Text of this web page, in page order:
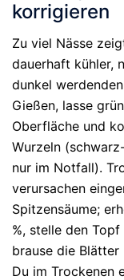
korrigieren
Zu viel Nässe
dauerhaft kühler,
dunkel
Gießen, lasse
Oberfläche und
Wurzeln
nur im Notfall).
verursachen
Spitzensäume;
%, stelle den
brause die Blätter
Du im Trockenen